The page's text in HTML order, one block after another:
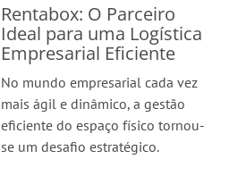
Rentabox: O Parceiro
Ideal para uma Logística
Empresarial Eficiente
No mundo empresarial cada vez
mais ágil e dinâmico, a gestão
eficiente do espaço físico tornou-
se um desafio estratégico.